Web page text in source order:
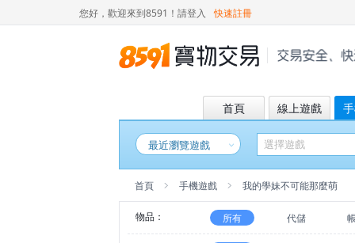
您好，歡迎來到8591！ 請登入 快速註冊
首頁 線上遊戲
最近瀏覽遊戲
首頁 手機遊戲 我的學妹不可能那麼萌
物品： 所有 代儲